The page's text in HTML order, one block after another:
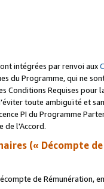
intégrées par renvoi aux
du Programme, qui ne
Requises pour
toute ambiguïté et
PI du Programme
de l'Accord.
(« Décompte
de Rémunération,